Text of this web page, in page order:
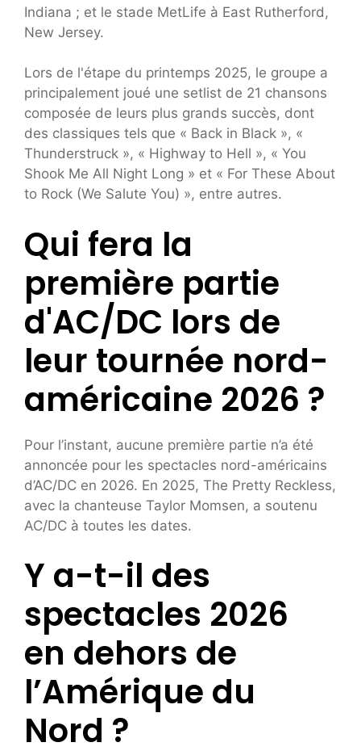
Indiana ; et le stade MetLife à East Rutherford,
New Jersey.
Lors de l'étape du printemps 2025, le groupe a
principalement joué une setlist de 21 chansons
composée de leurs plus grands succès, dont
des classiques tels que « Back in Black », «
Thunderstruck », « Highway to Hell », « You
Shook Me All Night Long » et « For These About
to Rock (We Salute You) », entre autres.
Qui fera la
première partie
d'AC/DC lors de
leur tournée nord-
américaine 2026 ?
Pour l’instant, aucune première partie n’a été
annoncée pour les spectacles nord-américains
d’AC/DC en 2026. En 2025, The Pretty Reckless,
avec la chanteuse Taylor Momsen, a soutenu
AC/DC à toutes les dates.
Y a-t-il des
spectacles 2026
en dehors de
l’Amérique du
Nord ?